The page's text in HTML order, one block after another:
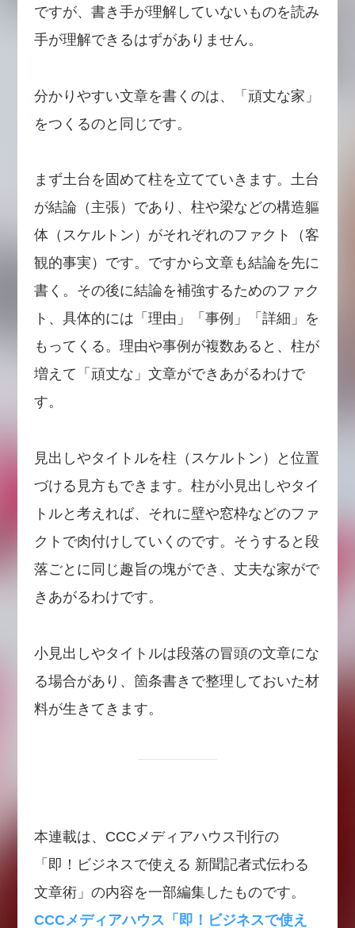
ですが、書き手が理解していないものを読み
手が理解できるはずがありません。
分かりやすい文章を書くのは、「頑丈な家」
をつくるのと同じです。
まず土台を固めて柱を立てていきます。土台
が結論（主張）であり、柱や梁などの構造軀
体（スケルトン）がそれぞれのファクト（客
観的事実）です。ですから文章も結論を先に
書く。その後に結論を補強するためのファク
ト、具体的には「理由」「事例」「詳細」を
もってくる。理由や事例が複数あると、柱が
増えて「頑丈な」文章ができあがるわけで
す。
見出しやタイトルを柱（スケルトン）と位置
づける見方もできます。柱が小見出しやタイ
トルと考えれば、それに壁や窓枠などのファ
クトで肉付けしていくのです。そうすると段
落ごとに同じ趣旨の塊ができ、丈夫な家がで
きあがるわけです。
小見出しやタイトルは段落の冒頭の文章にな
る場合があり、箇条書きで整理しておいた材
料が生きてきます。
本連載は、CCCメディアハウス刊行の
「即！ビジネスで使える 新聞記者式伝わる
文章術」の内容を一部編集したものです。
CCCメディアハウス「即！ビジネスで使え